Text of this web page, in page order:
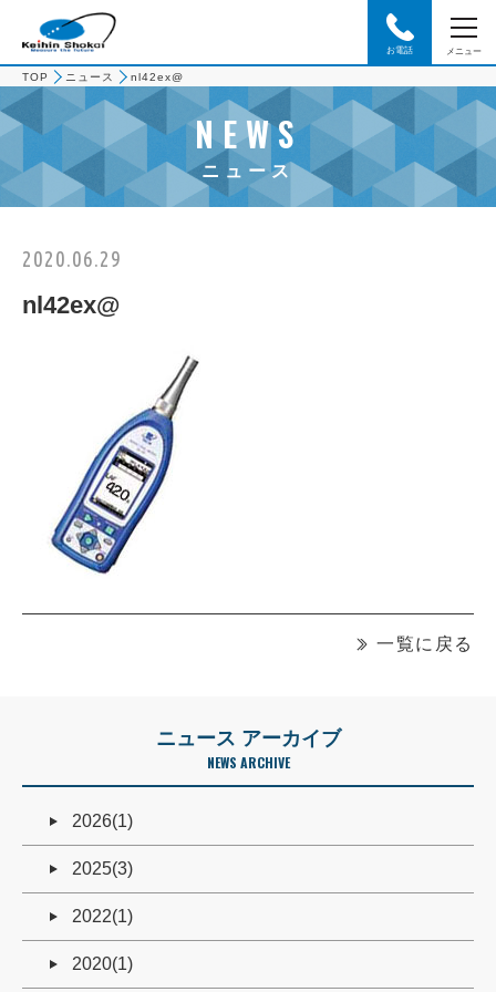
メニュー
お電話
TOP ニュース nl42ex@
NEWS
ニュース
2020.06.29
nl42ex@
一覧に戻る
ニュース アーカイブ
NEWS ARCHIVE
2026(1)
2025(3)
2022(1)
2020(1)